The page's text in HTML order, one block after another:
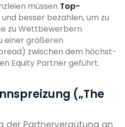
müssen Top-
besser bezahlen, um zu
zu Wettbewerbern
einer größeren
zwischen dem höchst-
Equity Partner geführt.
(„The
der Partnervergütung an